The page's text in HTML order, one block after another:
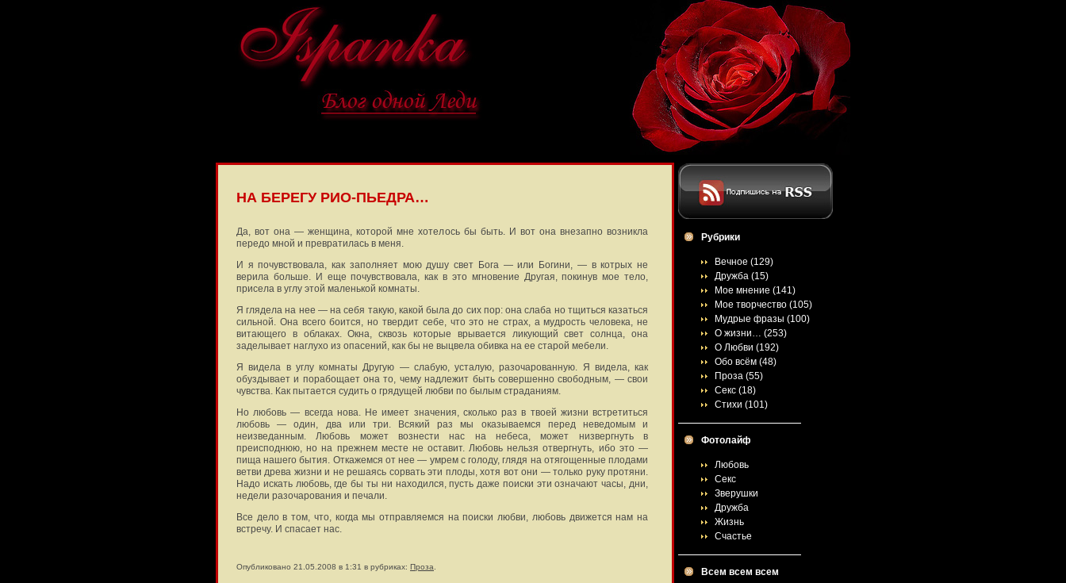
НА БЕРЕГУ РИО-ПЬЕДРА…
Да, вот она — женщина, которой мне хотелось бы быть. И вот она внезапно возникла
передо мной и превратилась в меня.
И я почувствовала, как заполняет мою душу свет Бога — или Богини, — в котрых не
верила больше. И еще почувствовала, как в это мгновение Другая, покинув мое тело,
присела в углу этой маленькой комнаты.
Я глядела на нее — на себя такую, какой была до сих пор: она слаба но тщиться казаться
сильной. Она всего боится, но твердит себе, что это не страх, а мудрость человека, не
витающего в облаках. Окна, сквозь которые врывается ликующий свет солнца, она
заделывает наглухо из опасений, как бы не выцвела обивка на ее старой мебели.
Я видела в углу комнаты Другую — слабую, усталую, разочарованную. Я видела, как
обуздывает и порабощает она то, чему надлежит быть совершенно свободным, — свои
чувства. Как пытается судить о грядущей любви по былым страданиям.
Но любовь — всегда нова. Не имеет значения, сколько раз в твоей жизни встретиться
любовь — один, два или три. Всякий раз мы оказываемся перед неведомым и
неизведанным. Любовь может вознести нас на небеса, может низвергнуть в
преисподнюю, но на прежнем месте не оставит. Любовь нельзя отвергнуть, ибо это —
пища нашего бытия. Откажемся от нее — умрем с голоду, глядя на отягощенные плодами
ветви древа жизни и не решаясь сорвать эти плоды, хотя вот они — только руку протяни.
Надо искать любовь, где бы ты ни находился, пусть даже поиски эти означают часы, дни,
недели разочарования и печали.
Все дело в том, что, когда мы отправляемся на поиски любви, любовь движется нам на
встречу. И спасает нас.
Опубликовано 21.05.2008 в 1:31 в рубриках: Проза
Рубрики
Вечное (129)
Дружба (15)
Мое мнение (141)
Мое творчество (105)
Мудрые фразы (100)
О жизни… (253)
О Любви (192)
Обо всём (48)
Проза (55)
Секс (18)
Стихи (101)
Фотолайф
Любовь
Секс
Зверушки
Дружба
Жизнь
Счастье
Всем всем всем